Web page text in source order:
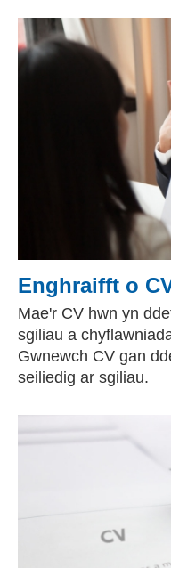
Enghraifft o
Mae'r CV hwn yn
sgiliau a
Gwnewch CV gan
seiliedig ar sgiliau.